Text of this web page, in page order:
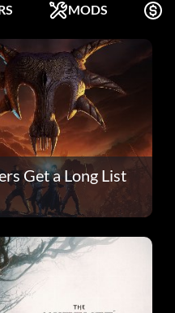
MODS
Get a Long List